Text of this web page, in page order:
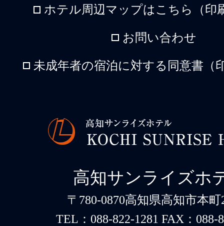
ホテル周辺マップはこちら（印
お問い合わせ
未成年者の宿泊に対する同意書（
高知サンライズホ
〒780-0870高知県高知市本町
TEL：088-822-1281 FAX：088-